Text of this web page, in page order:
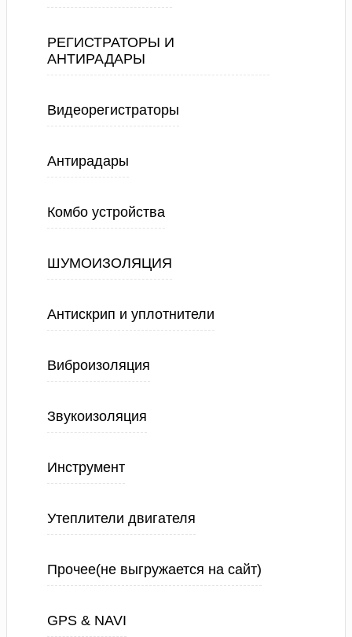
РЕГИСТРАТОРЫ И
АНТИРАДАРЫ
Видеорегистраторы
Антирадары
Комбо устройства
ШУМОИЗОЛЯЦИЯ
Антискрип и уплотнители
Виброизоляция
Звукоизоляция
Инструмент
Утеплители двигателя
Прочее(не выгружается на сайт)
GPS & NAVI